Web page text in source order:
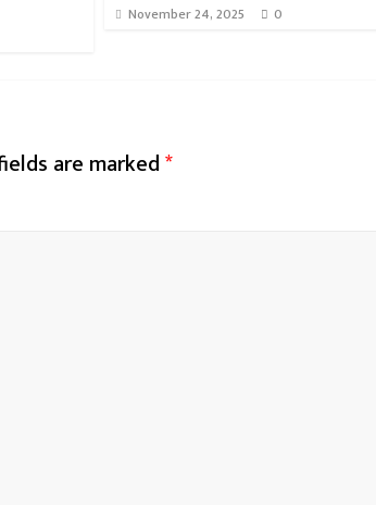
November 24, 2025 0
are marked*